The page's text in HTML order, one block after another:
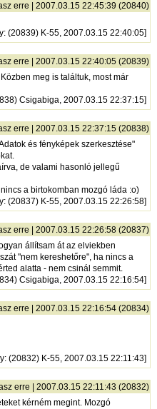
erre | 2007.03.15 22:45:39 (20840)
: (20839) K-55, 2007.03.15 22:40:05]
erre | 2007.03.15 22:40:05 (20839)
meg is találtuk, most már
Csigabiga, 2007.03.15 22:37:15]
erre | 2007.03.15 22:37:15 (20838)
és fényképek szerkesztése"
de valami hasonló jellegű
a birtokomban mozgó láda :o)
: (20837) K-55, 2007.03.15 22:26:58]
erre | 2007.03.15 22:26:58 (20837)
állítsam át az elviekben
"nem kereshetőre", ha nincs a
alatta - nem csinál semmit.
Csigabiga, 2007.03.15 22:16:54]
erre | 2007.03.15 22:16:54 (20834)
: (20832) K-55, 2007.03.15 22:11:43]
erre | 2007.03.15 22:11:43 (20832)
kérném megint. Mozgó